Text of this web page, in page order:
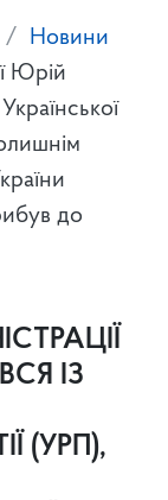
Новини
Юрій
до
ІЗ
(УРП),